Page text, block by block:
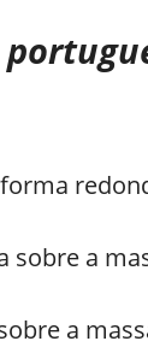
sobre a
a